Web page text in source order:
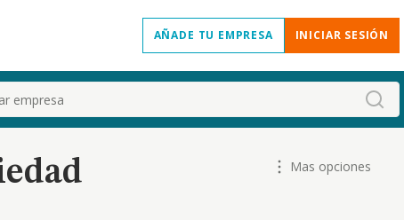
AÑADE TU EMPRESA INICIAR SESIÓN
Mas opciones